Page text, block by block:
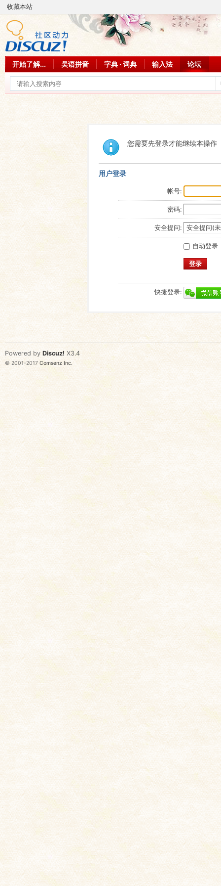
收藏本站
开始了解... 吴语拼音 字典 · 词典 输入法 论坛
您需要先登录才能继续本操作
用户登录
帐号:
密码:
安全提问:
自动登录
登录
快捷登录:
Powered by Discuz! X3.4
© 2001-2017 Comsenz Inc.